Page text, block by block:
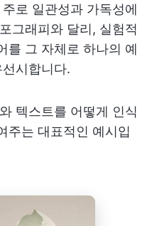
로 일관성과 가독성에
그래피와 달리, 실험적
를 그 자체로 하나의 예
시합니다.
텍스트를 어떻게 인식
주는 대표적인 예시입